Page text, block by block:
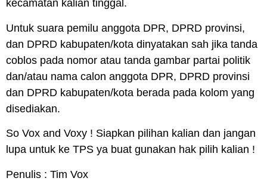
kecamatan kalian tinggal.
Untuk suara pemilu anggota DPR, DPRD provinsi,
dan DPRD kabupaten/kota dinyatakan sah jika tanda
coblos pada nomor atau tanda gambar partai politik
dan/atau nama calon anggota DPR, DPRD provinsi
dan DPRD kabupaten/kota berada pada kolom yang
disediakan.
So Vox and Voxy ! Siapkan pilihan kalian dan jangan
lupa untuk ke TPS ya buat gunakan hak pilih kalian !
Penulis : Tim Vox